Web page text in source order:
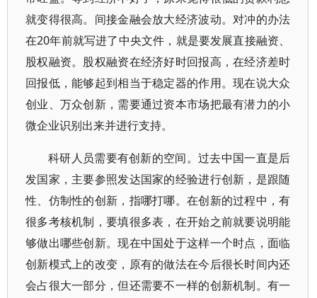
就变得很高。间接金融会放大经济波动。对冲的办法
在20年前就写进了中央文件，就是要发展直接融资、
股权融资。股权融资在经济好时回报高，在经济差时
回报低，能够起到相当于稳定器的作用。现在说大众
创业、万众创新，需要通过资本市场把最有潜力的小
微企业识别出来并进行支持。
科研人员需要有创新的空间。过去中国一直是后
发国家，主要参照发达国家的经验进行创新，是跟随
性、仿制性的创新，指哪打哪。在创新的过程中，有
很多考核机制，要填很多表，在开始之前就要说明能
够做出哪些创新。现在中国处于这样一个时点，面临
创新模式上的改变，原有的做法在今后很长时间内还
会占很大一部分，但还需要不一样的创新机制。有一